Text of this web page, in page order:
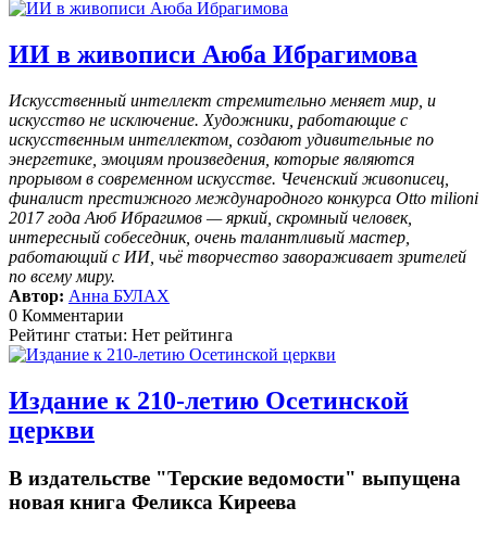
ИИ в живописи Аюба Ибрагимова
Искусственный интеллект стремительно меняет мир, и
искусство не исключение. Художники, работающие с
искусственным интеллектом, создают удивительные по
энергетике, эмоциям произведения, которые являются
прорывом в современном искусстве. Чеченский живописец,
финалист престижного международного конкурса Otto milioni
2017 года Аюб Ибрагимов — яркий, скромный человек,
интересный собеседник, очень талантливый мастер,
работающий с ИИ, чьё творчество завораживает зрителей
по всему миру.
Автор: Анна БУЛАХ
0 Комментарии
Рейтинг статьи: Нет рейтинга
Издание к 210-летию Осетинской
церкви
В издательстве "Терские ведомости" выпущена
новая книга Феликса Киреева